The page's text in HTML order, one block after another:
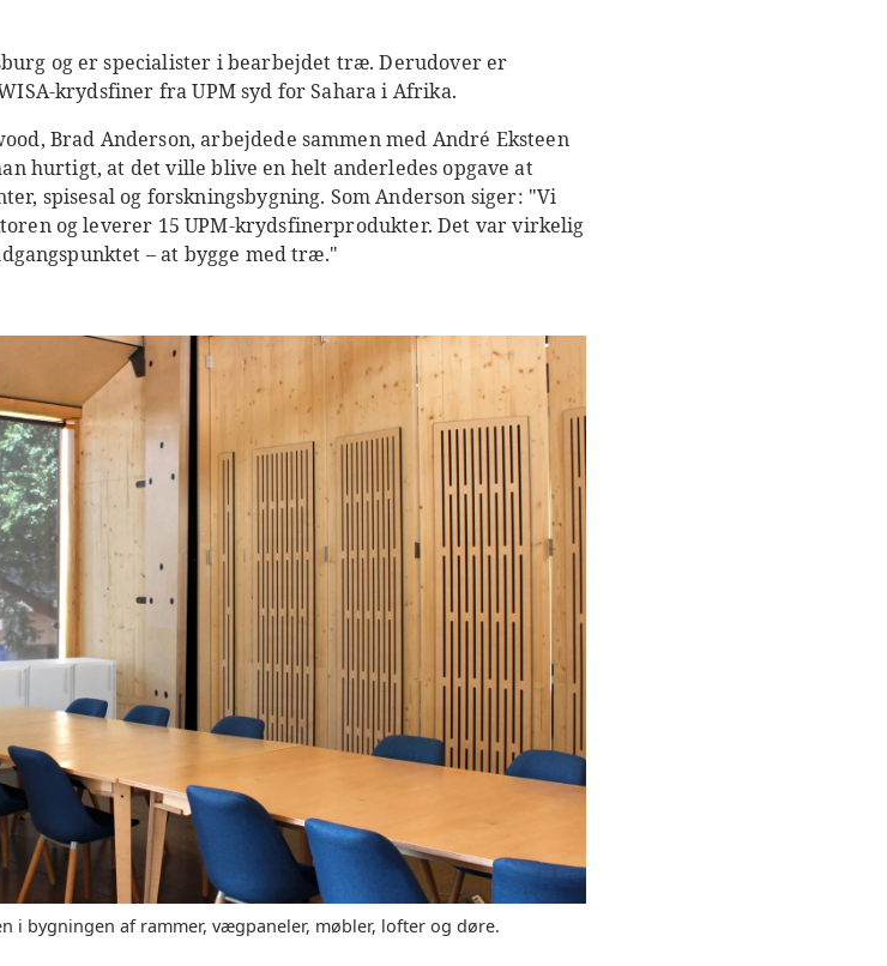
og er specialister i bearbejdet træ. Derudover er
krydsfiner fra UPM syd for Sahara i Afrika.
Brad Anderson, arbejdede sammen med André Eksteen
hurtigt, at det ville blive en helt anderledes opgave at
spisesal og forskningsbygning. Som Anderson siger: "Vi
og leverer 15 UPM-krydsfinerprodukter. Det var virkelig
– at bygge med træ."
i bygningen af rammer, vægpaneler, møbler, lofter og døre.